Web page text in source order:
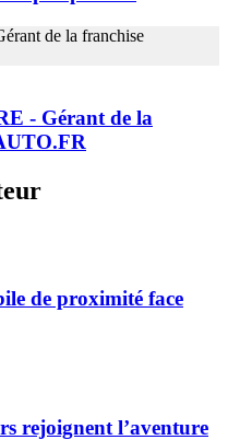
- Gérant de la
de proximité face
rejoignent l’aventure